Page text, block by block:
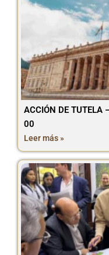
ACCIÓN DE
00
Leer más »